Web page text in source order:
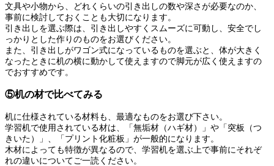
文具や小物から、どれくらいの引き出しの数や深さが必要なのか、
事前に検討しておくことも大切になります。
引き出しを選ぶ際は、引き出しやすくスムーズに可動し、安全でし
っかりとした作りのものをお選びください。
また、引き出しがワゴン式になっているものを選ぶと、体が大きく
なったときに机の横に動かして使えますので脚元が広く使えますの
でおすすめです。
⑤机の材で比べてみる
机に仕様されている材料も、最適なものをお選び下さい。
学習机で使用されている材は、「無垢材（ハギ材）」や「突板（つ
きいた）」、「プリント化粧板」が一般的になります。
木材によっても特徴が異なるので、学習机を選ぶ上で事前にそれぞ
れの違いについてご一読ください。